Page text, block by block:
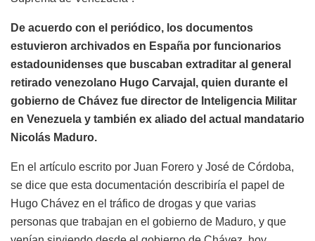
De acuerdo con el periódico, los documentos
estuvieron archivados en España por funcionarios
estadounidenses que buscaban extraditar al general
retirado venezolano Hugo Carvajal, quien durante el
gobierno de Chávez fue director de Inteligencia Militar
en Venezuela y también ex aliado del actual mandatario
Nicolás Maduro.
En el artículo escrito por Juan Forero y José de Córdoba,
se dice que esta documentación describiría el papel de
Hugo Chávez en el tráfico de drogas y que varias
personas que trabajan en el gobierno de Maduro, y que